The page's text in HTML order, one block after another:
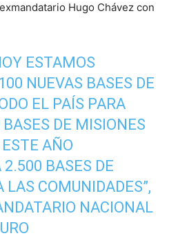
Hugo Chávez con
ESTAMOS
NUEVAS BASES DE
EL PAÍS PARA
DE MISIONES
AÑO
BASES DE
LAS COMUNIDADES”,
NACIONAL